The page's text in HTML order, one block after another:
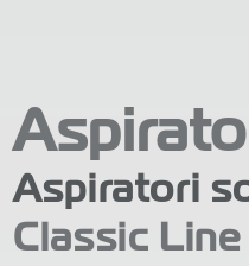
Aspiratori
Classic Line